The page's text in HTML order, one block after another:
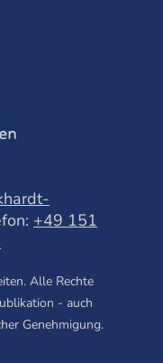
+49 151
Alle Rechte
- auch
Genehmigung.